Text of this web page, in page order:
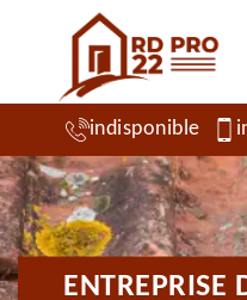
indisponible
ENTREPRISE